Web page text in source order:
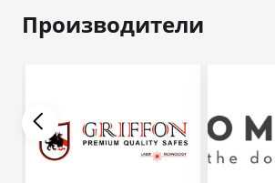
Производители